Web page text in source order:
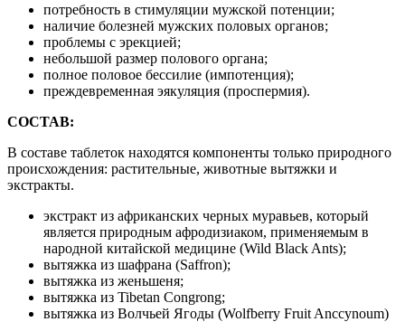
потребность в стимуляции мужской потенции;
наличие болезней мужских половых органов;
проблемы с эрекцией;
небольшой размер полового органа;
полное половое бессилие (импотенция);
преждевременная эякуляция (проспермия).
СОСТАВ:
В составе таблеток находятся компоненты только природного
происхождения: растительные, животные вытяжки и
экстракты.
экстракт из африканских черных муравьев, который
является природным афродизиаком, применяемым в
народной китайской медицине (Wild Black Ants);
вытяжка из шафрана (Saffron);
вытяжка из женьшеня;
вытяжка из Tibetan Congrong;
вытяжка из Волчьей Ягоды (Wolfberry Fruit Anccynoum)